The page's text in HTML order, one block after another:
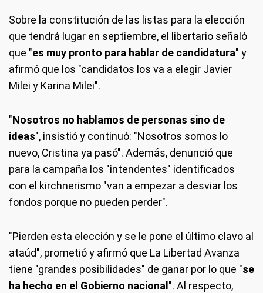
Sobre la constitución de las listas para la elección
que tendrá lugar en septiembre, el libertario señaló
que "es muy pronto para hablar de candidatura" y
afirmó que los "candidatos los va a elegir Javier
Milei y Karina Milei".
"Nosotros no hablamos de personas sino de
ideas", insistió y continuó: "Nosotros somos lo
nuevo, Cristina ya pasó". Además, denunció que
para la campaña los "intendentes" identificados
con el kirchnerismo "van a empezar a desviar los
fondos porque no pueden perder".
"Pierden esta elección y se le pone el último clavo al
ataúd", prometió y afirmó que La Libertad Avanza
tiene "grandes posibilidades" de ganar por lo que "se
ha hecho en el Gobierno nacional ". Al respecto,